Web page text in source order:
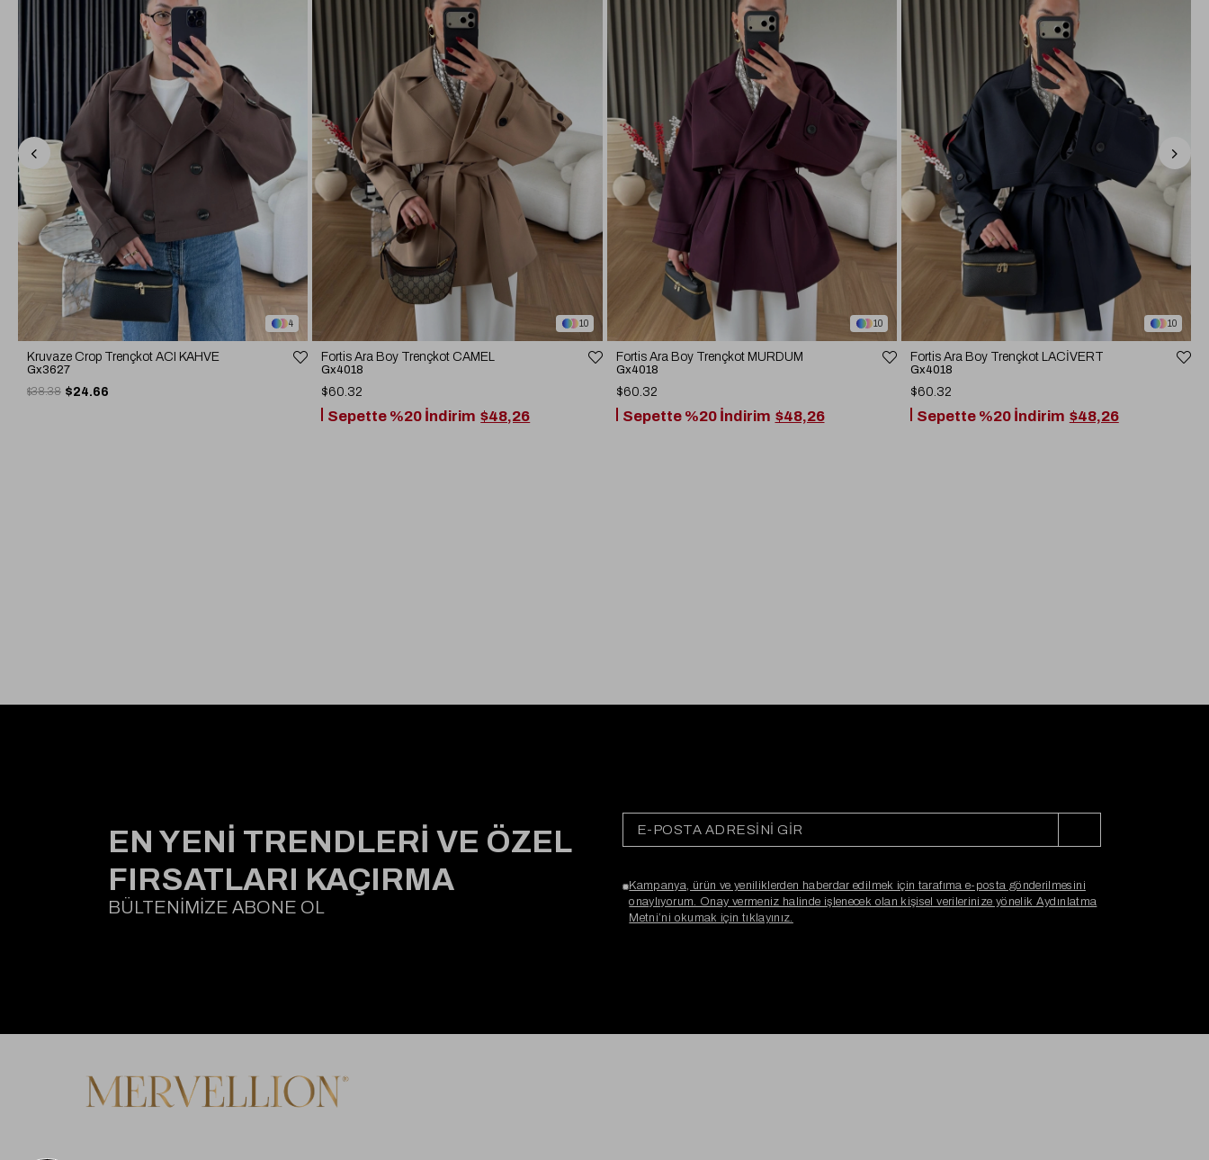
4
Kruvaze Crop Trençkot ACI KAHVE
Gx3627
$24.66
$38.38
10
Fortis Ara Boy Trençkot CAMEL
Gx4018
$60.32
Sepette %20 İndirim $48,26
10
Fortis Ara Boy Trençkot MÜRDÜM
Gx4018
$60.32
Sepette %20 İndirim $48,26
10
Fortis Ara Boy Trençkot LACİVERT
Gx4018
$60.32
Sepette %20 İndirim $48,26
EN YENİ TRENDLERİ VE ÖZEL
FIRSATLARI KAÇIRMA
BÜLTENİMİZE ABONE OL
Kampanya, ürün ve yeniliklerden haberdar edilmek için tarafıma e-posta gönderilmesini
onaylıyorum. Onay vermeniz halinde işlenecek olan kişisel verilerinize yönelik Aydınlatma
Metni’ni okumak için tıklayınız.